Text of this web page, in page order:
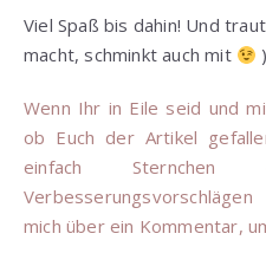
Viel Spaß bis dahin! Und
macht, schminkt auch mit
)
Wenn Ihr in Eile seid und
ob Euch der Artikel
einfach
mich über ein Kommentar,